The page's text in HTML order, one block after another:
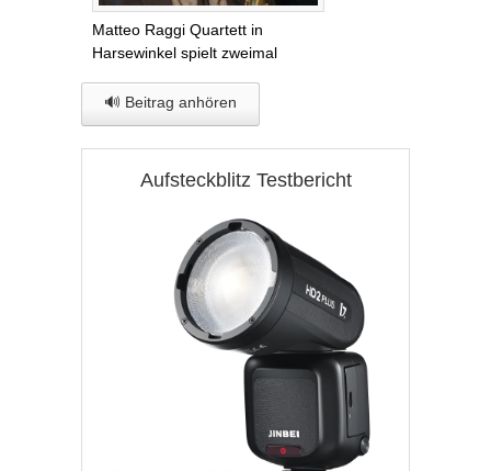
Matteo Raggi Quartett in
Harsewinkel spielt zweimal
🔊 Beitrag anhören
Aufsteckblitz Testbericht